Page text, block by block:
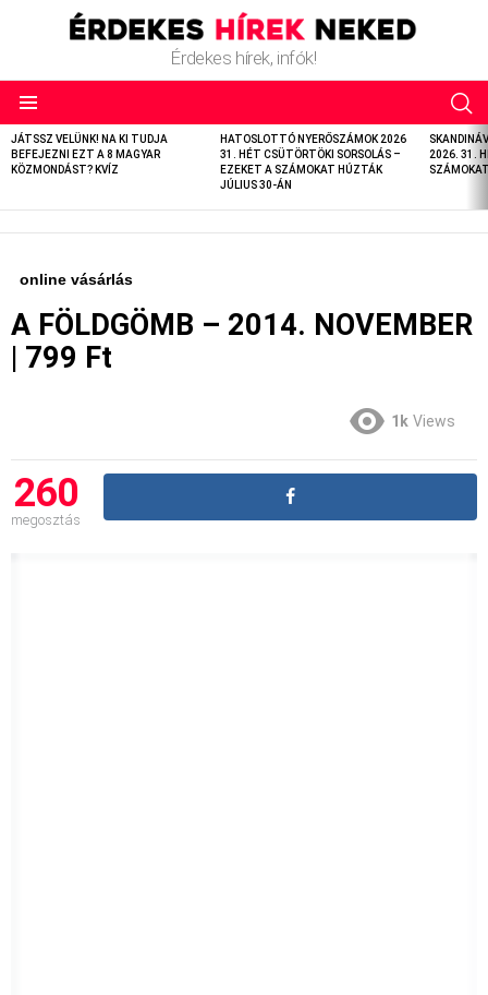
Érdekes hírek, infók!
LATEST
STORIES
JÁTSSZ VELÜNK! NA KI TUDJA
BEFEJEZNI EZT A 8 MAGYAR
KÖZMONDÁST? KVÍZ
HATOSLOTTÓ NYERŐSZÁMOK 2026
31. HÉT CSÜTÖRTÖKI SORSOLÁS –
EZEKET A SZÁMOKAT HÚZTÁK
JÚLIUS 30-ÁN
2026. 31.
online vásárlás
A FÖLDGÖMB – 2014. NOVEMBER
| 799 Ft
1k Views
260
megosztás